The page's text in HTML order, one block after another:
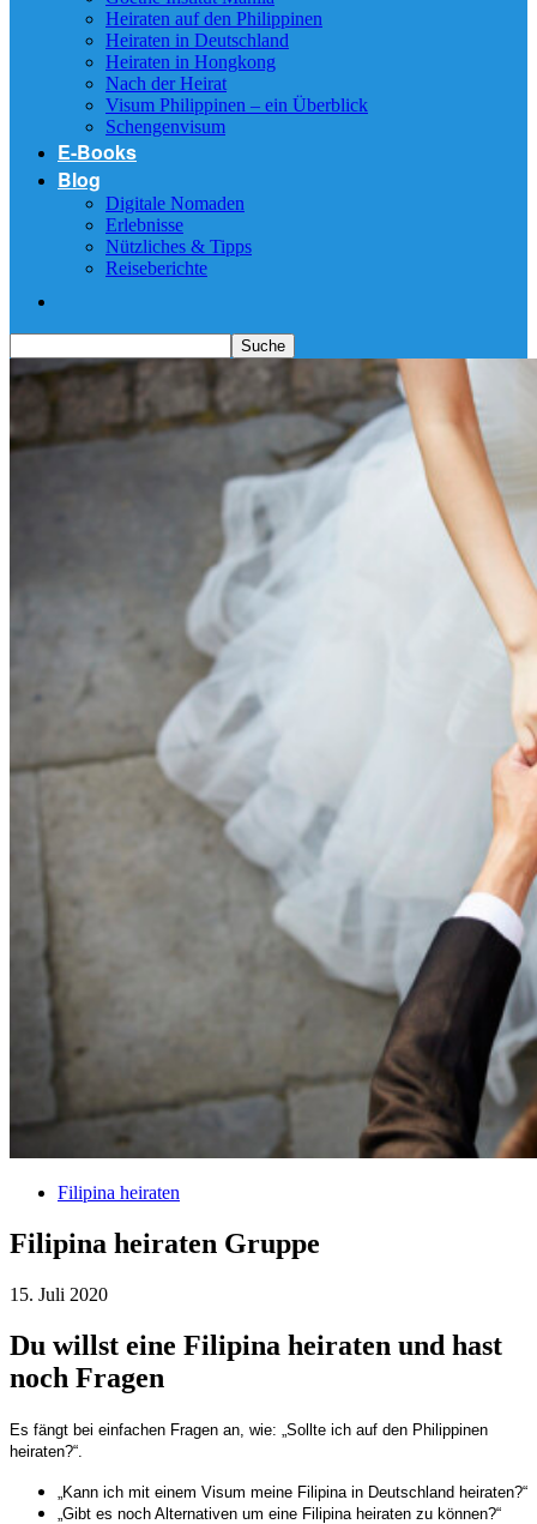
Heiraten auf den Philippinen
Heiraten in Deutschland
Heiraten in Hongkong
Nach der Heirat
Visum Philippinen – ein Überblick
Schengenvisum
E-Books
Blog
Digitale Nomaden
Erlebnisse
Nützliches & Tipps
Reiseberichte
Filipina heiraten
Filipina heiraten Gruppe
15. Juli 2020
Du willst eine Filipina heiraten und hast
noch Fragen
Es fängt bei einfachen Fragen an, wie: „Sollte ich auf den Philippinen
heiraten?“.
„Kann ich mit einem Visum meine Filipina in Deutschland heiraten?“
„Gibt es noch Alternativen um eine Filipina heiraten zu können?“